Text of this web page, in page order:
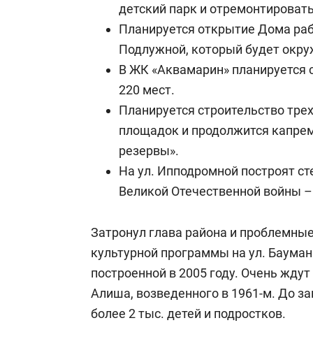
детский парк и
Планируется открытие Дома
Подлужной, который будет
В ЖК «Аквамарин» планируется
220 мест.
Планируется строительство
площадок и продолжится
резервы».
На ул. Ипподромной построят
Великой Отечественной войны
Затронул глава района и
культурной программы на ул.
построенной в 2005 году. Очень
Алиша, возведенного в 1961-м. До
более 2 тыс. детей и подростков.